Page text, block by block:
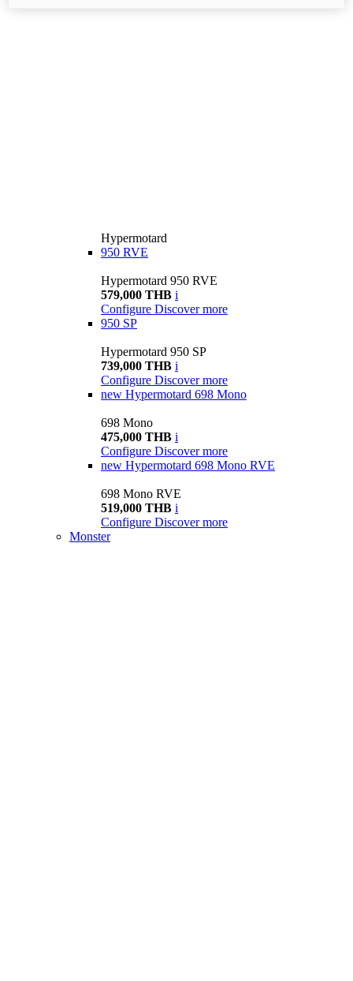
Hypermotard
950 RVE
Hypermotard 950 RVE
579,000 THB i
Configure Discover more
950 SP
Hypermotard 950 SP
739,000 THB i
Configure Discover more
new Hypermotard 698 Mono
698 Mono
475,000 THB i
Configure Discover more
new Hypermotard 698 Mono RVE
698 Mono RVE
519,000 THB i
Configure Discover more
Monster